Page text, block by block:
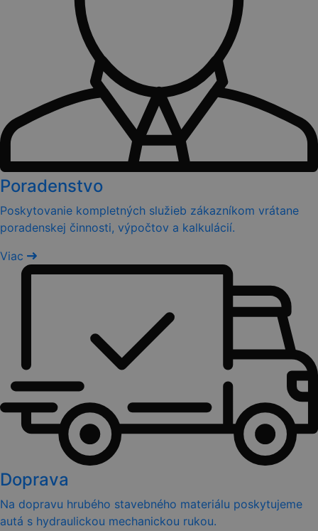
Poradenstvo
Poskytovanie kompletných služieb zákazníkom vrátane
poradenskej činnosti, výpočtov a kalkulácií.
Viac
Doprava
Na dopravu hrubého stavebného materiálu poskytujeme
autá s hydraulickou mechanickou rukou.